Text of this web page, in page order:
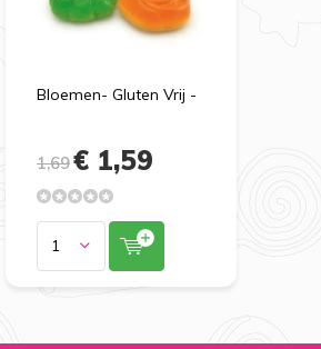
Bloemen- Gluten Vrij -
1,69€ 1,59